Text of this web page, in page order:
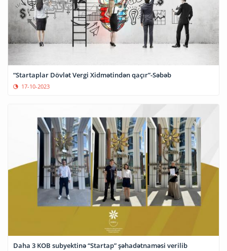
“Startaplar Dövlət Vergi Xidmətindən qaçır”-Səbəb
17-10-2023
Daha 3 KOB subyektinə “Startap” şəhadətnaməsi verilib